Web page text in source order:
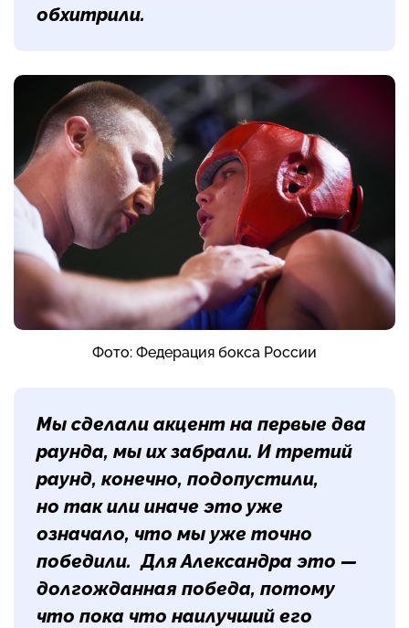
обхитрили.
Фото: Федерация бокса России
Мы сделали акцент на первые два
раунда, мы их забрали. И третий
раунд, конечно, подопустили,
но так или иначе это уже
означало, что мы уже точно
победили. Для Александра это —
долгожданная победа, потому
что пока что наилучший его